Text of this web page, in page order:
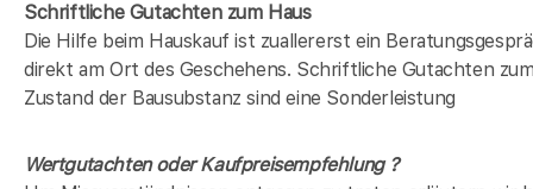
Schriftliche Gutachten zum Haus
Die Hilfe beim Hauskauf ist zuallererst ein
direkt am Ort des Geschehens. Schriftliche Gutachten
Zustand der Bausubstanz sind eine Sonderleistung
Wertgutachten oder Kaufpreisempfehlung ?